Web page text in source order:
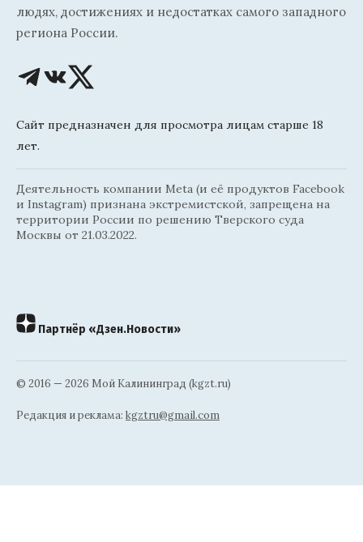
людях, достижениях и недостатках самого западного
региона России.
Сайт предназначен для просмотра лицам старше 18
лет.
Деятельность компании Meta (и её продуктов Facebook
и Instagram) признана экстремистской, запрещена на
территории России по решению Тверского суда
Москвы от 21.03.2022.
Партнёр «Дзен.Новости»
© 2016 — 2026 Мой Калининград (kgzt.ru)
Редакция и реклама: kgztru@gmail.com